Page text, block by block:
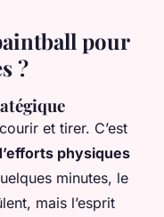
pour
?
et tirer. C’est
physiques
minutes, le
mais l’esprit